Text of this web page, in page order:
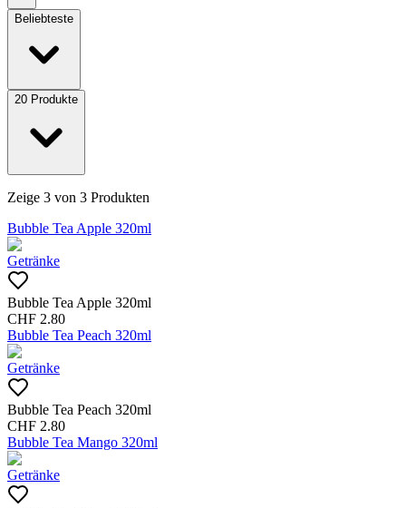
Beliebteste
20 Produkte
Zeige 3 von 3 Produkten
Bubble Tea Apple 320ml
Getränke
Bubble Tea Apple 320ml
CHF 2.80
Bubble Tea Peach 320ml
Getränke
Bubble Tea Peach 320ml
CHF 2.80
Bubble Tea Mango 320ml
Getränke